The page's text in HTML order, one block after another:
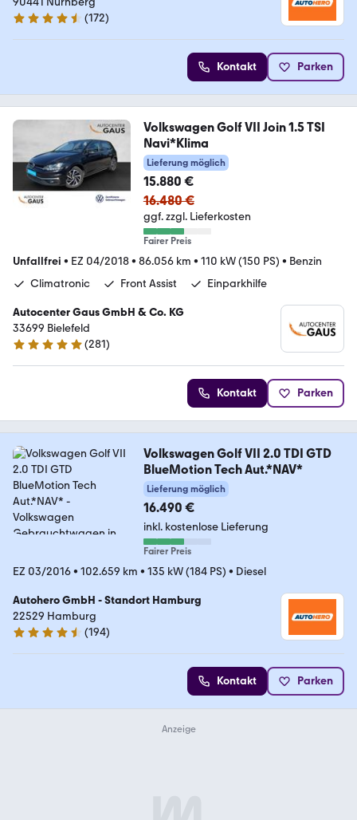
4.5 Sterne
(172)
Kontakt Parken
Volkswagen Golf VII Join 1.5 TSI
Navi*Klima
Lieferung möglich
15.880 €
16.480 €
ggf. zzgl. Lieferkosten
Fairer Preis
Unfallfrei • EZ 04/2018• 86.056 km • 110 kW (150 PS) • Benzin
Climatronic
Front Assist Einparkhilfe
Autocenter Gaus GmbH & Co. KG
33699 Bielefeld
4.9 Sterne
(281)
Kontakt Parken
Volkswagen Golf VII 2.0 TDI GTD
BlueMotion Tech Aut.*NAV*
Lieferung möglich
16.490 €
inkl. kostenlose Lieferung
Fairer Preis
EZ 03/2016• 102.659 km • 135 kW (184 PS) • Diesel
Autohero GmbH - Standort Hamburg
22529 Hamburg
4.6 Sterne
(194)
Kontakt Parken